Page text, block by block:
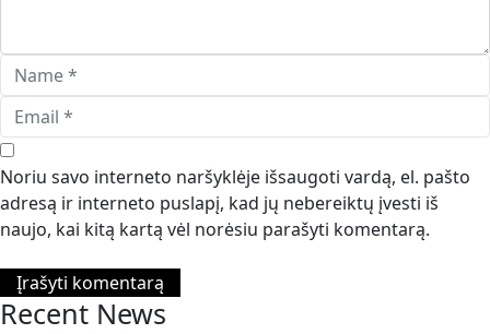
Noriu savo interneto naršyklėje išsaugoti vardą, el. pašto
adresą ir interneto puslapį, kad jų nebereiktų įvesti iš
naujo, kai kitą kartą vėl norėsiu parašyti komentarą.
Recent News